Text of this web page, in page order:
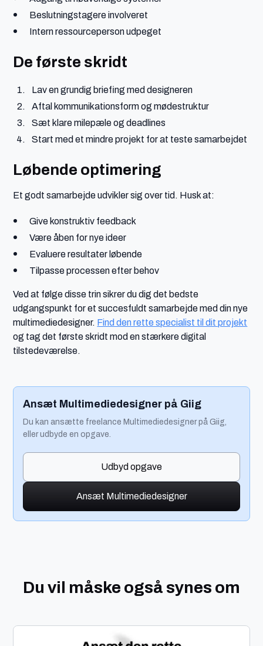
Beslutningstagere involveret
Intern ressourceperson udpeget
De første skridt
Lav en grundig briefing med designeren
Aftal kommunikationsform og mødestruktur
Sæt klare milepæle og deadlines
Start med et mindre projekt for at teste samarbejdet
Løbende optimering
Et godt samarbejde udvikler sig over tid. Husk at:
Give konstruktiv feedback
Være åben for nye ideer
Evaluere resultater løbende
Tilpasse processen efter behov
Ved at følge disse trin sikrer du dig det bedste
udgangspunkt for et succesfuldt samarbejde med din nye
multimediedesigner.Find den rette specialist til dit projekt
og tag det første skridt mod en stærkere digital
tilstedeværelse.
Ansæt Multimediedesigner på Giig
Du kan ansætte freelance Multimediedesigner på Giig,
eller udbyde en opgave.
Udbyd opgave
Ansæt Multimediedesigner
Du vil måske også synes om